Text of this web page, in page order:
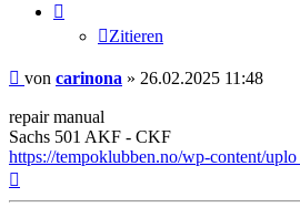
Zitieren
Beitrag
von carinona » 26.02.2025 11:48
repair manual
Sachs 501 AKF - CKF
https://tempoklubben.no/wp-content/